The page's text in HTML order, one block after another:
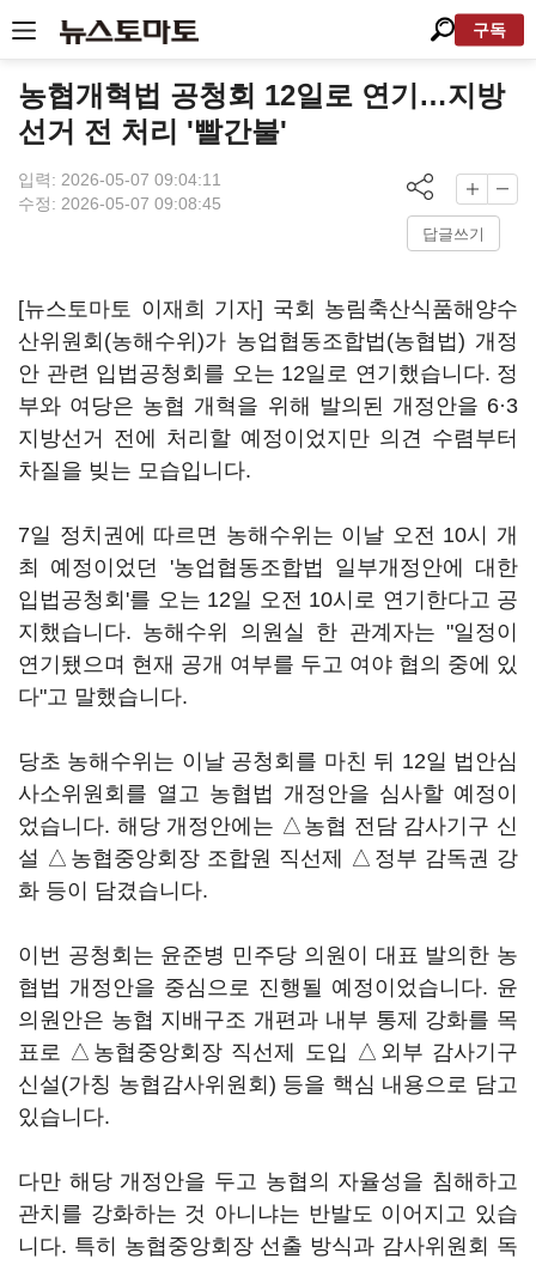
구독
농협개혁법 공청회 12일로 연기…지방
선거 전 처리 '빨간불'
입력: 2026-05-07 09:04:11
수정: 2026-05-07 09:08:45
답글쓰기
[뉴스토마토 이재희 기자] 국회 농림축산식품해양수
산위원회(농해수위)가 농업협동조합법(농협법) 개정
안 관련 입법공청회를 오는 12일로 연기했습니다. 정
부와 여당은 농협 개혁을 위해 발의된 개정안을 6·3
지방선거 전에 처리할 예정이었지만 의견 수렴부터
차질을 빚는 모습입니다.
7일 정치권에 따르면 농해수위는 이날 오전 10시 개
최 예정이었던 '농업협동조합법 일부개정안에 대한
입법공청회'를 오는 12일 오전 10시로 연기한다고 공
지했습니다. 농해수위 의원실 한 관계자는 "일정이
연기됐으며 현재 공개 여부를 두고 여야 협의 중에 있
다"고 말했습니다.
당초 농해수위는 이날 공청회를 마친 뒤 12일 법안심
사소위원회를 열고 농협법 개정안을 심사할 예정이
었습니다. 해당 개정안에는 △농협 전담 감사기구 신
설 △농협중앙회장 조합원 직선제 △정부 감독권 강
화 등이 담겼습니다.
이번 공청회는 윤준병 민주당 의원이 대표 발의한 농
협법 개정안을 중심으로 진행될 예정이었습니다. 윤
의원안은 농협 지배구조 개편과 내부 통제 강화를 목
표로 △농협중앙회장 직선제 도입 △외부 감사기구
신설(가칭 농협감사위원회) 등을 핵심 내용으로 담고
있습니다.
다만 해당 개정안을 두고 농협의 자율성을 침해하고
관치를 강화하는 것 아니냐는 반발도 이어지고 있습
니다. 특히 농협중앙회장 선출 방식과 감사위원회 독